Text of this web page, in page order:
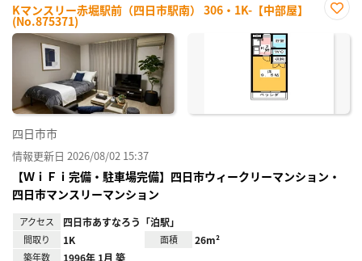
Kマンスリー赤堀駅前（四日市駅南） 306・1K-【中部屋】
(No.875371)
に入
四日市市
情報更新日 2026/08/02 15:37
【ＷｉＦｉ完備・駐車場完備】四日市ウィークリーマンション・
四日市マンスリーマンション
アクセス 四日市あすなろう「泊駅」
間取り 1K 面積 26m²
築年数 1996年 1月 築